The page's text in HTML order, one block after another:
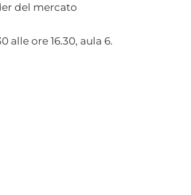
del mercato
alle ore 16.30, aula 6.